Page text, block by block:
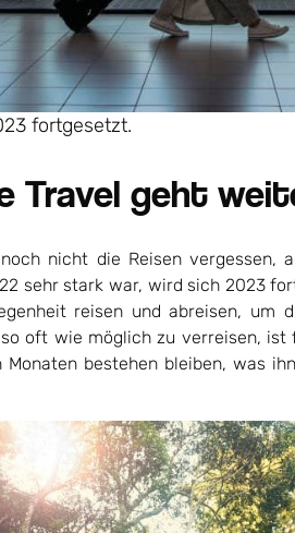
fortgesetzt.
Travel geht
nicht die Reisen
sehr stark war, wird sich 2023
reisen und abreisen, um
oft wie möglich zu verreisen,
bestehen bleiben, was